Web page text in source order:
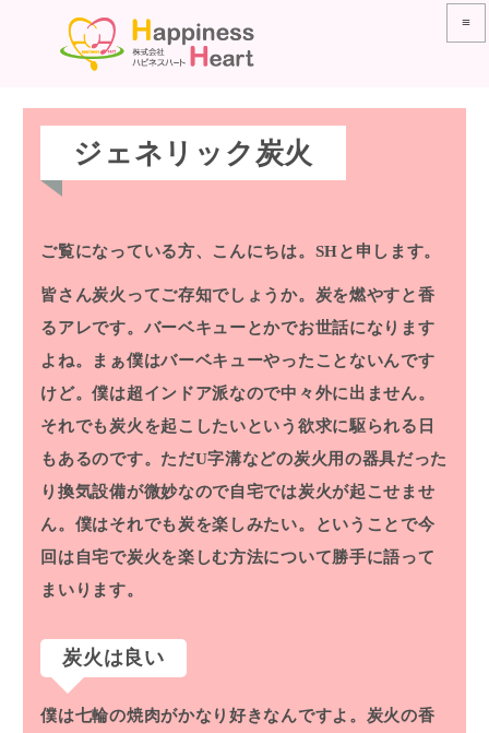
≡
ジェネリック炭火
ご覧になっている方、こんにちは。SHと申します。
皆さん炭火ってご存知でしょうか。炭を燃やすと香
るアレです。バーベキューとかでお世話になります
よね。まぁ僕はバーベキューやったことないんです
けど。僕は超インドア派なので中々外に出ません。
それでも炭火を起こしたいという欲求に駆られる日
もあるのです。ただU字溝などの炭火用の器具だった
り換気設備が微妙なので自宅では炭火が起こせませ
ん。僕はそれでも炭を楽しみたい。ということで今
回は自宅で炭火を楽しむ方法について勝手に語って
まいります。
炭火は良い
僕は七輪の焼肉がかなり好きなんですよ。炭火の香